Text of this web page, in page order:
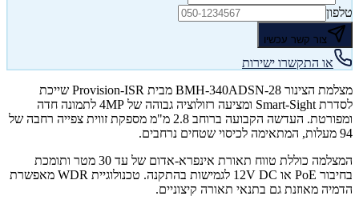
טלפון
צור קשר עכשיו
או התקשרו ישירות
מצלמת הצינור BMH-340ADSN-28 מבית Provision-ISR שייכת
לסדרת Smart-Sight ומציעה רזולוציה גבוהה של 4MP לתמונה חדה
ומפורטת. העדשה הקבועה ברוחב 2.8 מ"מ מספקת זווית צפייה רחבה של
94 מעלות, המתאימה לכיסוי שטחים נרחבים.
המצלמה כוללת טווח תאורת אינפרא-אדום של עד 30 מטר ותומכת
בחיבור PoE או 12V DC לגמישות בהתקנה. טכנולוגיית WDR מאפשרת
הדמיה מאוזנת גם בתנאי תאורה קיצוניים.